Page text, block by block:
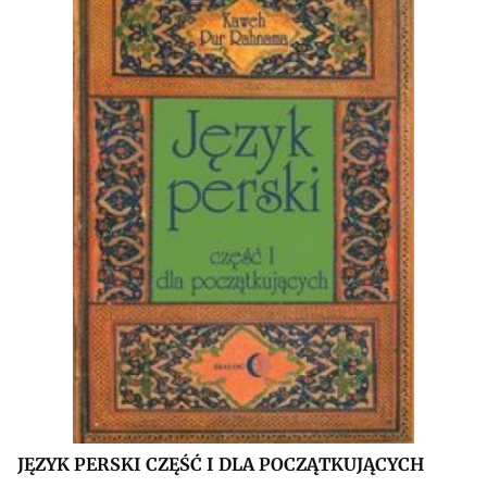
JĘZYK PERSKI CZĘŚĆ I DLA POCZĄTKUJĄCYCH